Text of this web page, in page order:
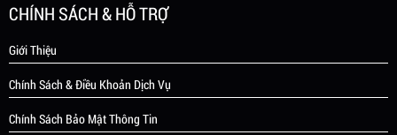
CHÍNH SÁCH & HỖ TRỢ
Giới Thiệu
Chính Sách & Điều Khoản Dịch Vụ
Chính Sách Bảo Mật Thông Tin